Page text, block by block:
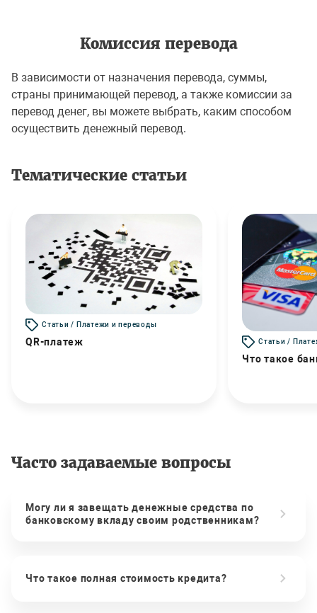
Комиссия перевода
В зависимости от назначения перевода, суммы,
страны принимающей перевод, а также комиссии за
перевод денег, вы можете выбрать, каким способом
осуществить денежный перевод.
Тематические статьи
Статьи / Платежи и переводы
QR-платеж Статьи /
Что такое
Часто задаваемые вопросы
Могу ли я завещать денежные средства по
банковскому вкладу своим родственникам?
Что такое полная стоимость кредита?